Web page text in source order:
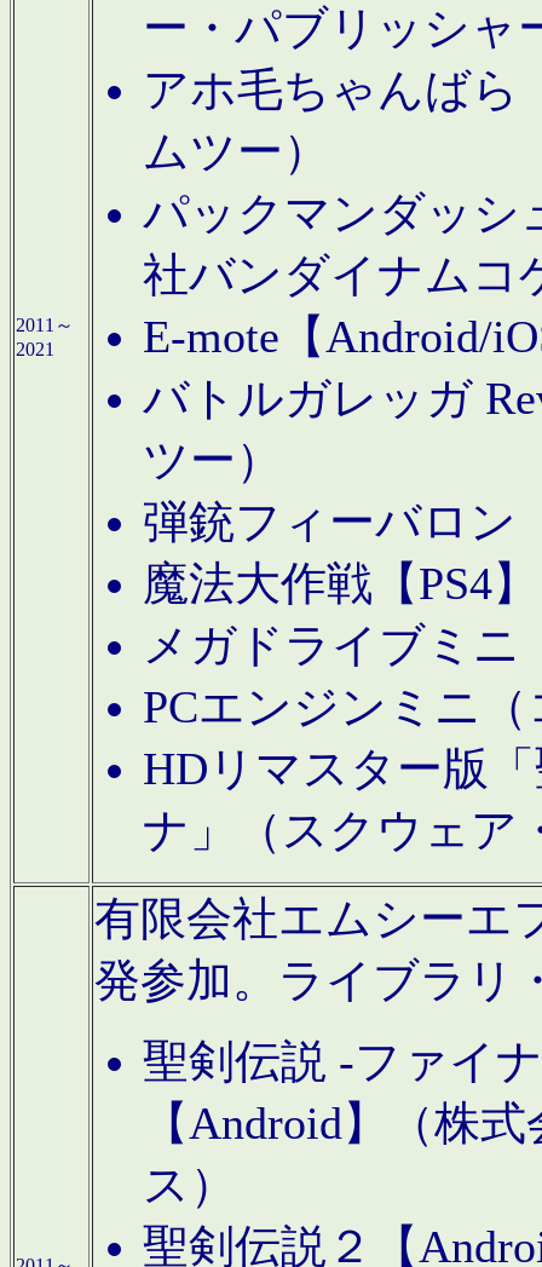
2011～
2021
ー・パブリッシャ
アホ毛ちゃんばら
ムツー）
パックマンダッシ
社バンダイナムコ
E-mote【Android/
バトルガレッガ
ツー）
弾銃フィーバロン
魔法大作戦【PS4
メガドライブミニ
PCエンジンミニ
HDリマスター版
ナ」（スクウェア
有限会社エムシーエ
発参加。ライブラリ
聖剣伝説 -ファイ
【Android】（株
ス）
聖剣伝説２【